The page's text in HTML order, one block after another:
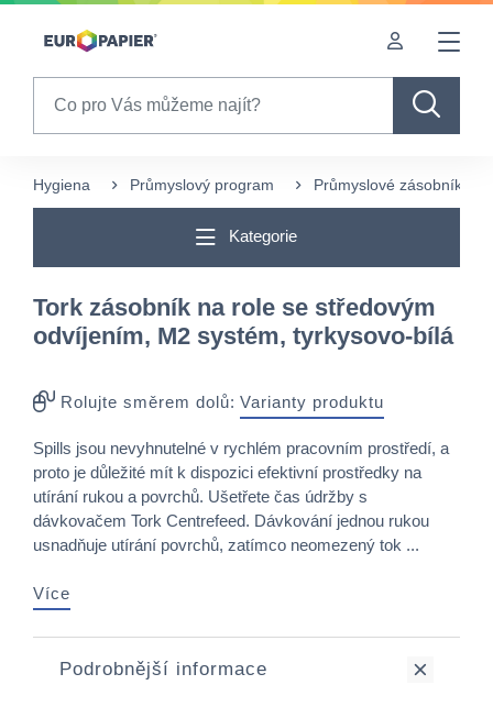
Table Of Content
Často nakupované s tímto produktem
Hygiena Průmyslový program Průmyslové zásobníky
Kategorie
Tork zásobník na role se středovým
odvíjením, M2 systém, tyrkysovo-bílá
Rolujte směrem dolů: Varianty produktu
Spills jsou nevyhnutelné v rychlém pracovním prostředí, a
proto je důležité mít k dispozici efektivní prostředky na
utírání rukou a povrchů. Ušetřete čas údržby s
dávkovačem Tork Centrefeed. Dávkování jednou rukou
usnadňuje utírání povrchů, zatímco neomezený tok ...
Více
Podrobnější informace